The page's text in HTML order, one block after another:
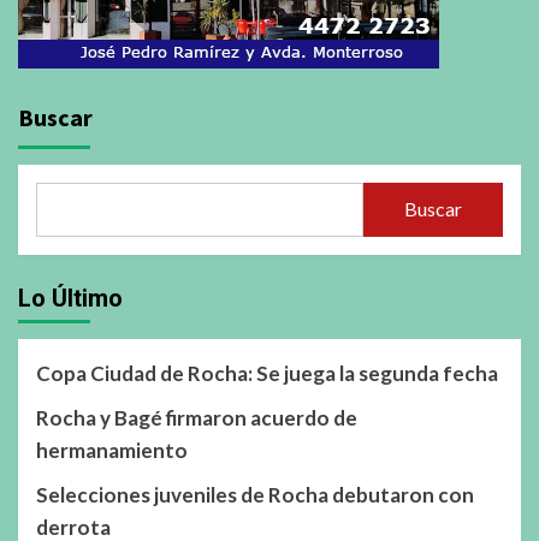
Buscar
Buscar
Lo Último
Copa Ciudad de Rocha: Se juega la segunda fecha
Rocha y Bagé firmaron acuerdo de
hermanamiento
Selecciones juveniles de Rocha debutaron con
derrota